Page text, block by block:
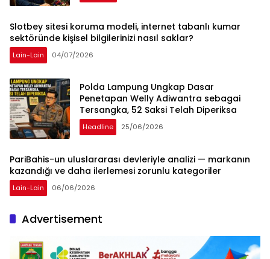
Slotbey sitesi koruma modeli, internet tabanlı kumar
sektöründe kişisel bilgilerinizi nasıl saklar?
Lain-Lain 04/07/2026
Polda Lampung Ungkap Dasar
Penetapan Welly Adiwantra sebagai
Tersangka, 52 Saksi Telah Diperiksa
Headline 25/06/2026
PariBahis-un uluslararası devleriyle analizi — markanın
kazandığı ve daha ilerlemesi zorunlu kategoriler
Lain-Lain 06/06/2026
Advertisement